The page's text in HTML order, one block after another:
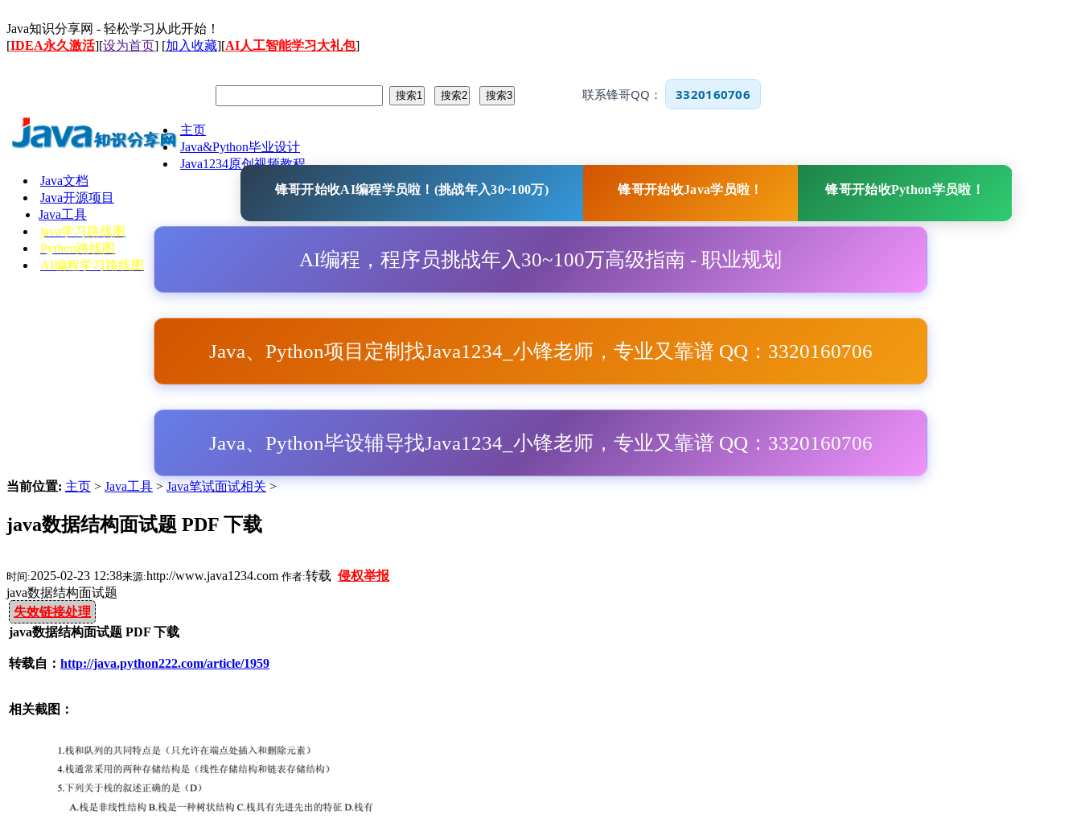
Java知识分享网 - 轻松学习从此开始！
[IDEA永久激活][设为首页] [加入收藏][AI人工智能学习大礼包]
联系锋哥QQ： 3320160706
主页
Java&Python毕业设计
Java1234原创视频教程
Java文档
Java开源项目
Java工具
java学习路线图
Python路线图
AI编程学习路线图
锋哥开始收AI编程学员啦！(挑战年入30~100万) 锋哥开始收Java学员啦！ 锋哥开始收Python学员啦！
AI编程，程序员挑战年入30~100万高级指南 - 职业规划
Java、Python项目定制找Java1234_小锋老师，专业又靠谱 QQ：3320160706
Java、Python毕设辅导找Java1234_小锋老师，专业又靠谱 QQ：3320160706
当前位置: 主页 > Java工具 > Java笔试面试相关 >
java数据结构面试题 PDF 下载
时间:2025-02-23 12:38来源:http://www.java1234.com 作者:转载 侵权举报
java数据结构面试题
失效链接处理
java数据结构面试题 PDF 下载
转载自： http://java.python222.com/article/1959
相关截图：